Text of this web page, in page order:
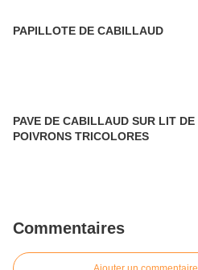
PAPILLOTE DE CABILLAUD
PAVE DE CABILLAUD SUR LIT DE
POIVRONS TRICOLORES
Commentaires